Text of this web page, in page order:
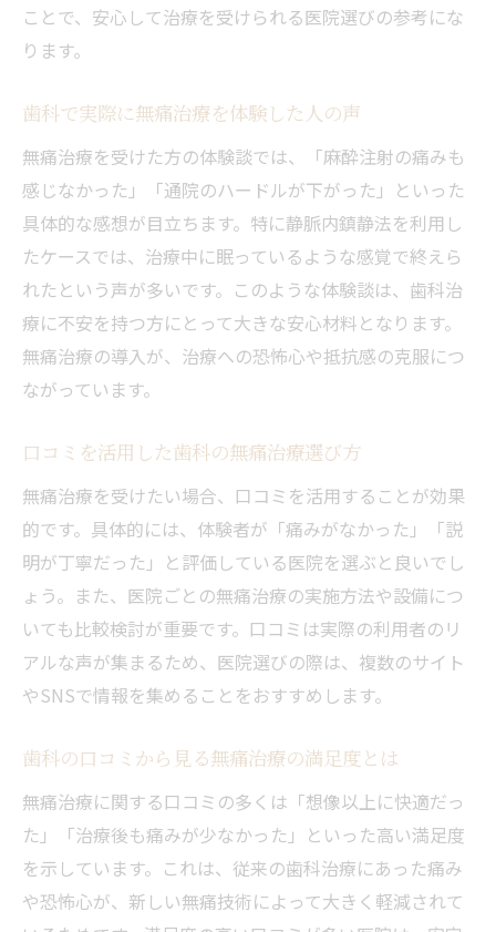
ことで、安心して治療を受けられる医院選びの参考にな
ります。
歯科で実際に無痛治療を体験した人の声
無痛治療を受けた方の体験談では、「麻酔注射の痛みも
感じなかった」「通院のハードルが下がった」といった
具体的な感想が目立ちます。特に静脈内鎮静法を利用し
たケースでは、治療中に眠っているような感覚で終えら
れたという声が多いです。このような体験談は、歯科治
療に不安を持つ方にとって大きな安心材料となります。
無痛治療の導入が、治療への恐怖心や抵抗感の克服につ
ながっています。
口コミを活用した歯科の無痛治療選び方
無痛治療を受けたい場合、口コミを活用することが効果
的です。具体的には、体験者が「痛みがなかった」「説
明が丁寧だった」と評価している医院を選ぶと良いでし
ょう。また、医院ごとの無痛治療の実施方法や設備につ
いても比較検討が重要です。口コミは実際の利用者のリ
アルな声が集まるため、医院選びの際は、複数のサイト
やSNSで情報を集めることをおすすめします。
歯科の口コミから見る無痛治療の満足度とは
無痛治療に関する口コミの多くは「想像以上に快適だっ
た」「治療後も痛みが少なかった」といった高い満足度
を示しています。これは、従来の歯科治療にあった痛み
や恐怖心が、新しい無痛技術によって大きく軽減されて